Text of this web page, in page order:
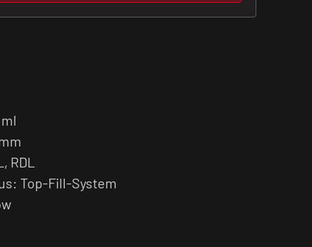
RDL
Top-Fill-System